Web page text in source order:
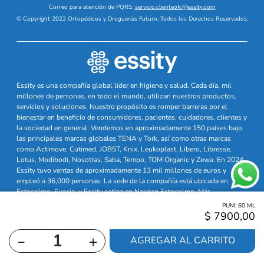
PUM: 60 ML
$ 7900,00
＋
－ AGREGAR AL CARRITO
Correo para atención de PQRS: servicio.clienteofc@essity.com
© Copyright 2022 Ortopédicos y Droguerías Futuro. Todos los Derechos Reservados.
Essity es una compañía global líder en higiene y salud. Cada día, mil
millones de personas, en todo el mundo, utilizan nuestros productos,
servicios y soluciones. Nuestro propósito es romper barreras por el
bienestar en beneficio de consumidores, pacientes, cuidadores, clientes y
la sociedad en general. Vendemos en aproximadamente 150 países bajo
las principales marcas globales TENA y Tork, así como otras marcas
como Actimove, Cutimed, JOBST, Knix, Leukoplast, Libero, Libresse,
Lotus, Modibodi, Nosotras, Saba, Tempo, TOM Organic y Zewa. En 2024,
Essity tuvo ventas de aproximadamente 13 mil millones de euros y
empleó a 36,000 personas. La sede de la compañía está ubicada en
Estocolmo, Suecia, y Essity cotiza en Nasdaq Estocolmo. Más